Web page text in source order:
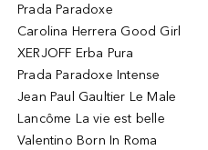
Prada Paradoxe
Carolina Herrera Good Girl
XERJOFF Erba Pura
Prada Paradoxe Intense
Jean Paul Gaultier Le Male
Lancôme La vie est belle
Valentino Born In Roma